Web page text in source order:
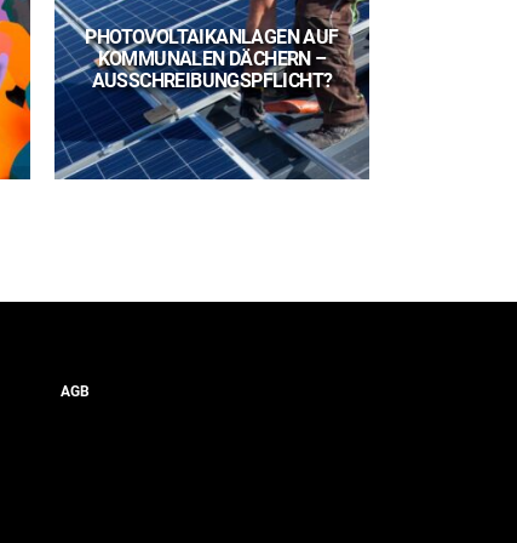
PHOTOVOLTAIKANLAGEN AUF
KOMMUNALEN DÄCHERN –
AUSSCHREIBUNGSPFLICHT?
AGB